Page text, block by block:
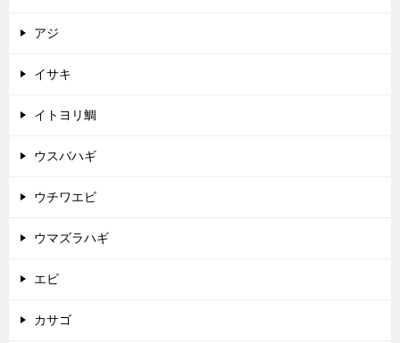
アジ
イサキ
イトヨリ鯛
ウスバハギ
ウチワエビ
ウマズラハギ
エビ
カサゴ